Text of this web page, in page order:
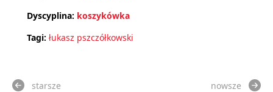
Dyscyplina: koszykówka
Tagi: łukasz pszczółkowski
starsze nowsze